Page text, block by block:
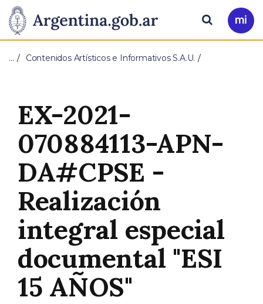
Presidencia
de
Nación
Pasar al contenido principal
Ir
a
Buscar
… Contenidos Artísticos e Informativos S.A.U.
EX-2021-
070884113-APN-
DA#CPSE -
Realización
integral especial
documental "ESI
15 AÑOS"